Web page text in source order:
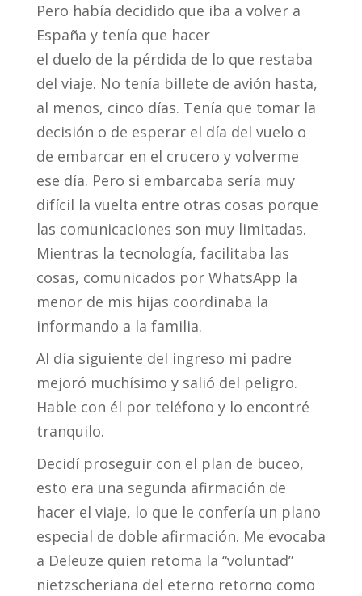
Pero había decidido que iba a volver a
España y tenía que hacer
el duelo de la pérdida de lo que restaba
del viaje. No tenía billete de avión hasta,
al menos, cinco días. Tenía que tomar la
decisión o de esperar el día del vuelo o
de embarcar en el crucero y volverme
ese día. Pero si embarcaba sería muy
difícil la vuelta entre otras cosas porque
las comunicaciones son muy limitadas.
Mientras la tecnología, facilitaba las
cosas, comunicados por WhatsApp la
menor de mis hijas coordinaba la
informando a la familia.
Al día siguiente del ingreso mi padre
mejoró muchísimo y salió del peligro.
Hable con él por teléfono y lo encontré
tranquilo.
Decidí proseguir con el plan de buceo,
esto era una segunda afirmación de
hacer el viaje, lo que le confería un plano
especial de doble afirmación. Me evocaba
a Deleuze quien retoma la “voluntad”
nietzscheriana del eterno retorno como